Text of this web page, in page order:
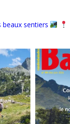
beaux sentiers